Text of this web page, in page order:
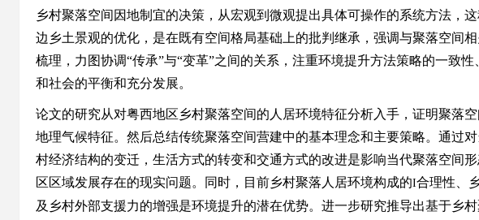
乡村聚落空间因地制宜的决策，从宏观到微观提出具体可操作的系统方法，
边乡土景观的优化，是在既有空间格局基础上的批判继承，强调与聚落空间
梳理，力图协调“传承”与“变革”之间的关系，注重环境提升方法策略的一致
和社会的平衡和充分发展。
论文的研究从对粤西地区乡村聚落空间的人居环境特征分析入手，证明聚落
地理气候特征。然后总结传统聚落空间营建中的基本理念和主要策略。通过
村经济结构的变迁，生活方式的转变和交通方式的改进是影响当代聚落空间
区区域发展存在的现实问题。同时，目前乡村聚落人居环境构成的I合理性、
及乡村外部支援力的增强是环境提升的潜在优势。进一步研究推导出基于乡